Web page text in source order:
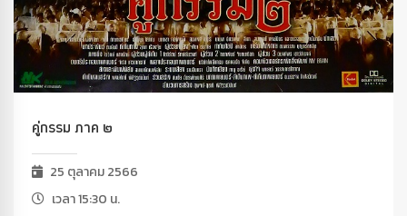
คู่กรรม ภาค ๒
25 ตุลาคม 2566
เวลา 15:30 น.